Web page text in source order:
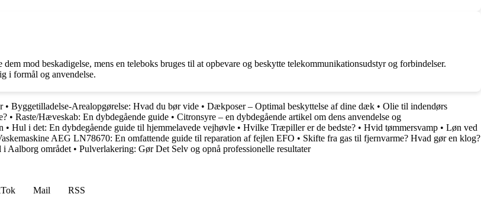
mod beskadigelse, mens en teleboks bruges til at opbevare og beskytte telekommunikationsudstyr og forbindelser.
i formål og anvendelse.
• Byggetilladelse-Arealopgørelse: Hvad du bør vide • Dækposer – Optimal beskyttelse af dine dæk • Olie til indendørs
• Raste/Hæveskab: En dybdegående guide • Citronsyre – en dybdegående artikel om dens anvendelse og
• Hul i det: En dybdegående guide til hjemmelavede vejhøvle • Hvilke Træpiller er de bedste? • Hvid tømmersvamp • Løn ved
AEG LN78670: En omfattende guide til reparation af fejlen EFO • Skifte fra gas til fjernvarme? Hvad gør en klog?
i Aalborg området • Pulverlakering: Gør Det Selv og opnå professionelle resultater
Mail
RSS